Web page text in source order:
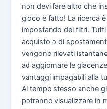
non devi fare altro che
gioco è fatto! La ricerca
impostando dei filtri.
acquisto o di
vengono rilevati
ad aggiornare le
vantaggi impagabili alla
Al tempo stesso anche
potranno visualizzare in